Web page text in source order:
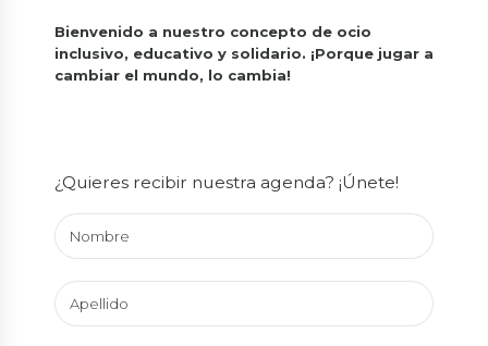
Bienvenido a nuestro concepto de ocio
inclusivo, educativo y solidario. ¡Porque jugar a
cambiar el mundo, lo cambia!
¿Quieres recibir nuestra agenda? ¡Únete!